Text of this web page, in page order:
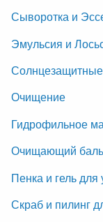
Сыворотка и
Эмульсия и
Очищение
Гидрофильное
Очищающий
Пенка и гель
Скраб и пилинг